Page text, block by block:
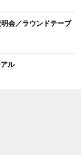
会／ラウンドテーブ
ル